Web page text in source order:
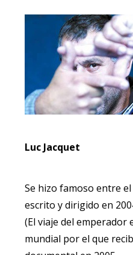
Luc Jacquet
Se hizo famoso entre
escrito y dirigido en
(El viaje del emperador
mundial por el que